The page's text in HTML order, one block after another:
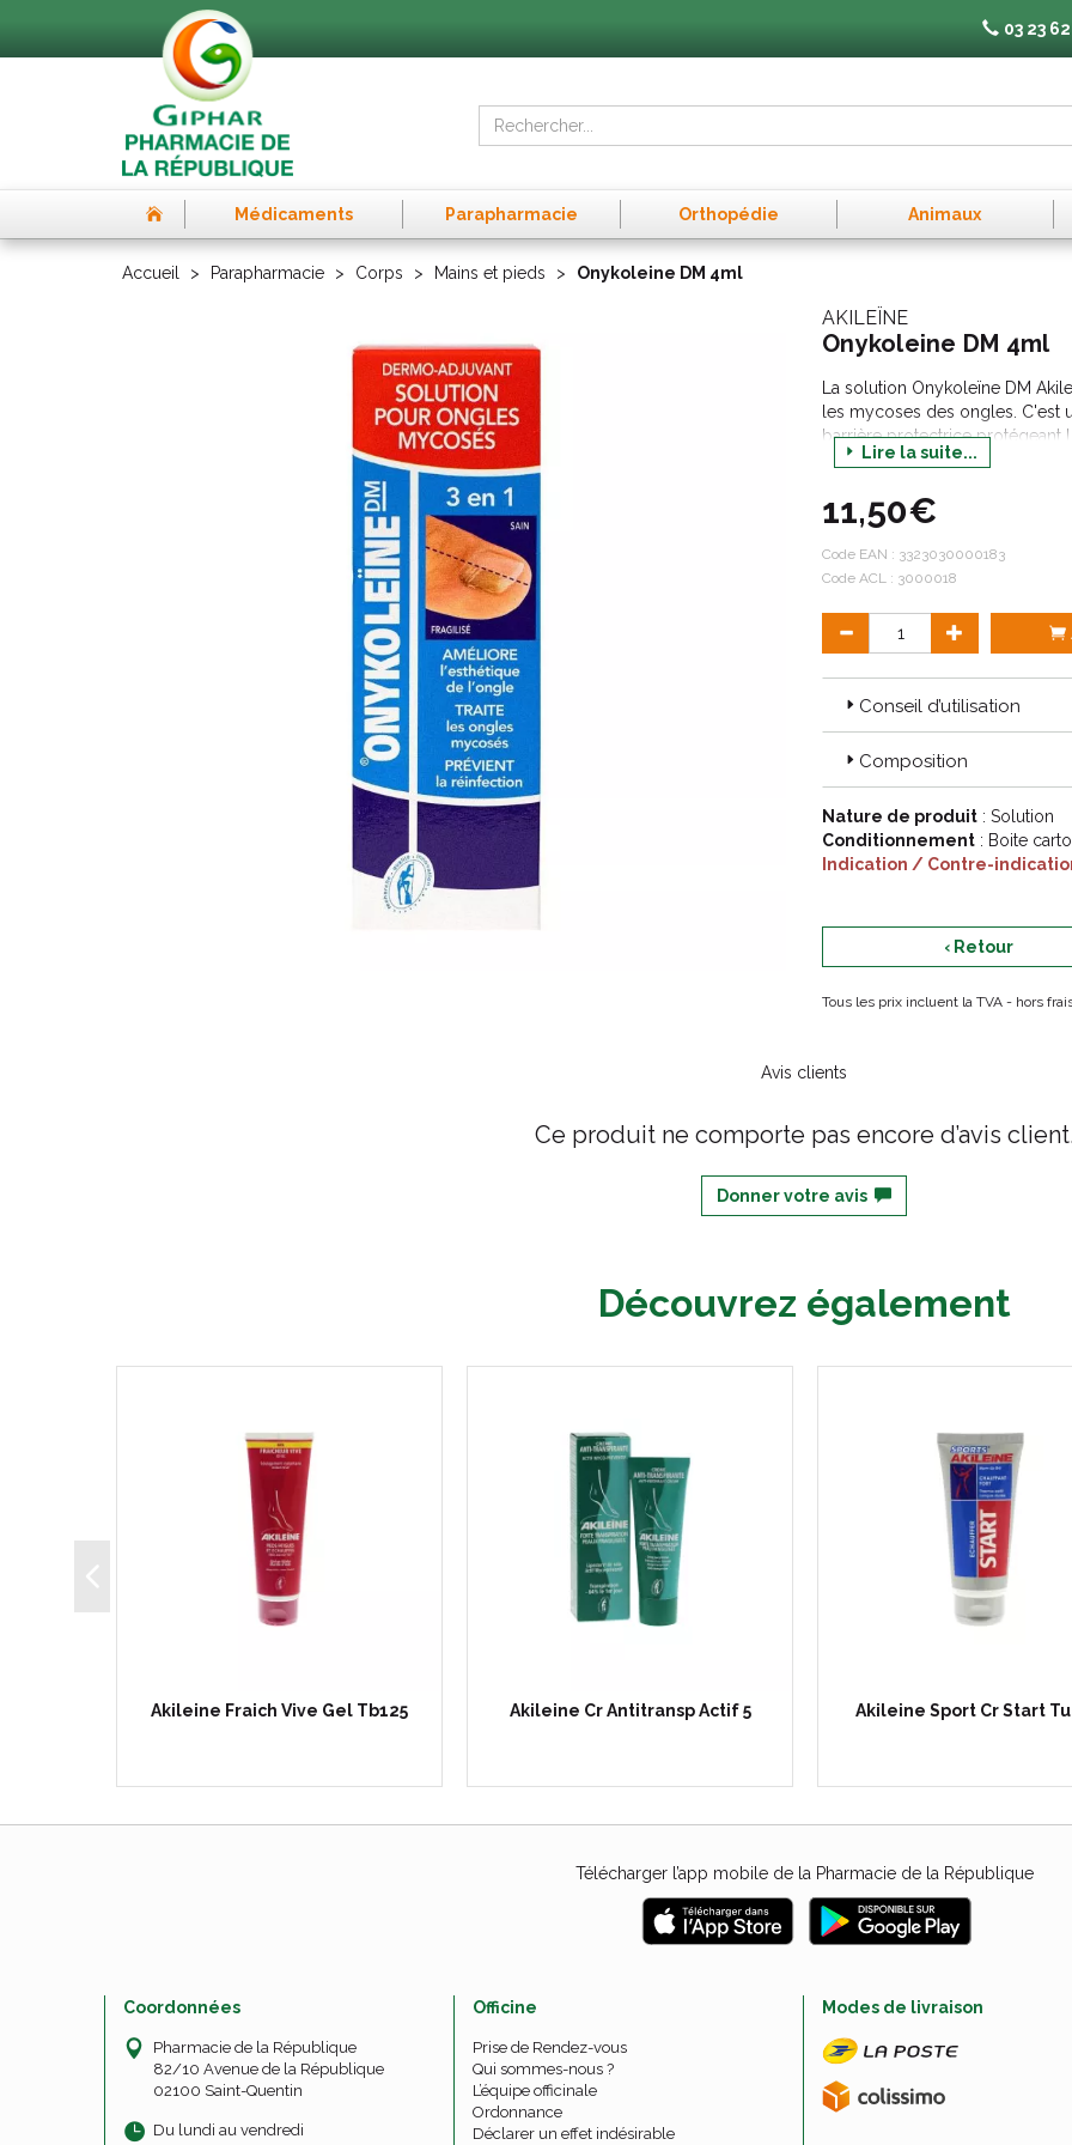
03 23
Médicaments Parapharmacie Orthopédie Animaux
Accueil Parapharmacie Corps Mains et pieds Onykoleine DM 4ml
AKILEÏNE
Onykoleine DM 4ml
La solution Onykoleïne DM
les mycoses des ongles. C'est
barrière protectrice protégeant
maintient le pH acide de
Lire la suite...
11,50€
Code EAN : 3323030000183
Code ACL : 3000018
Conseil d’utilisation
Composition
Nature de produit : Solution
Conditionnement : Boite
Indication / Contre-
‹ Retour
Tous les prix incluent la TVA - hors
Avis clients
Ce produit ne comporte pas encore d’avis
Donner votre avis
Découvrez également
Akileine Fraich Vive Gel Tb125 Akileine Cr Antitransp Actif 5 Akileine Sport Cr Start
Télécharger l’app mobile de la Pharmacie de la République
Coordonnées
Pharmacie de la République
82/10 Avenue de la République
02100 Saint-Quentin
Du lundi au vendredi
Officine
Prise de Rendez-vous
Qui sommes-nous ?
L’équipe officinale
Ordonnance
Déclarer un effet indésirable
Modes de livraison